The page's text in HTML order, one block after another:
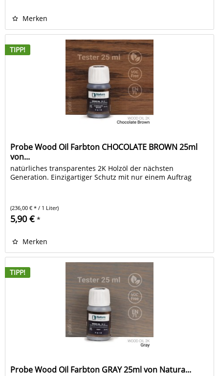
Merken
TIPP!
Probe Wood Oil Farbton CHOCOLATE BROWN 25ml
von...
natürliches transparentes 2K Holzöl der nächsten
Generation. Einzigartiger Schutz mit nur einem Auftrag
(236,00 € * / 1 Liter)
5,90 € *
Merken
TIPP!
Probe Wood Oil Farbton GRAY 25ml von Natura...